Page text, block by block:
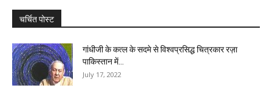
चर्चित पोस्ट
गांधीजी के कत्ल के सदमे से विश्वप्रसिद्ध चित्रकार रज़ा
पाकिस्तान में...
July 17, 2022